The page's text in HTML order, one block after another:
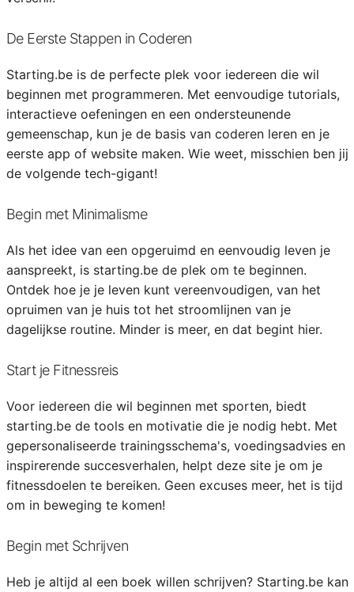
De Eerste Stappen in Coderen
Starting.be is de perfecte plek voor iedereen die wil
beginnen met programmeren. Met eenvoudige tutorials,
interactieve oefeningen en een ondersteunende
gemeenschap, kun je de basis van coderen leren en je
eerste app of website maken. Wie weet, misschien ben jij
de volgende tech-gigant!
Begin met Minimalisme
Als het idee van een opgeruimd en eenvoudig leven je
aanspreekt, is starting.be de plek om te beginnen.
Ontdek hoe je je leven kunt vereenvoudigen, van het
opruimen van je huis tot het stroomlijnen van je
dagelijkse routine. Minder is meer, en dat begint hier.
Start je Fitnessreis
Voor iedereen die wil beginnen met sporten, biedt
starting.be de tools en motivatie die je nodig hebt. Met
gepersonaliseerde trainingsschema's, voedingsadvies en
inspirerende succesverhalen, helpt deze site je om je
fitnessdoelen te bereiken. Geen excuses meer, het is tijd
om in beweging te komen!
Begin met Schrijven
Heb je altijd al een boek willen schrijven? Starting.be kan